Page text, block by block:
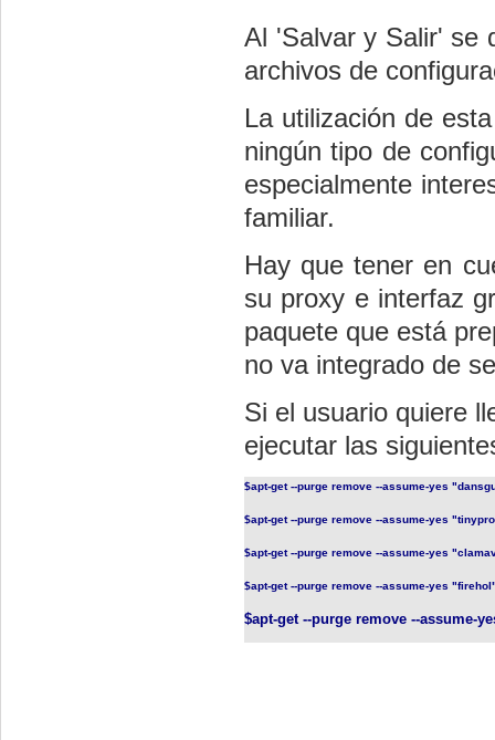
Al 'Salvar y Salir' se
archivos de
La utilización de
ningún tipo de
especialmente
familiar.
Hay que tener en
su proxy e interfaz
paquete que está
no va integrado de
Si el usuario quiere
ejecutar las
$apt-get --purge remove --assume-yes
$apt-get --purge remove --assume-yes
$apt-get --purge remove --assume-yes
$apt-get --purge remove --assume-yes
$apt-get --purge remove --assume-